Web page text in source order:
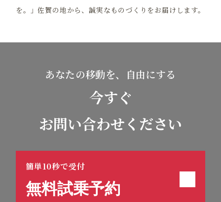
を。」佐賀の地から、誠実なものづくりをお届けします。
あなたの移動を、自由にする
今すぐ
お問い合わせください
簡単10秒で受付
無料試乗予約